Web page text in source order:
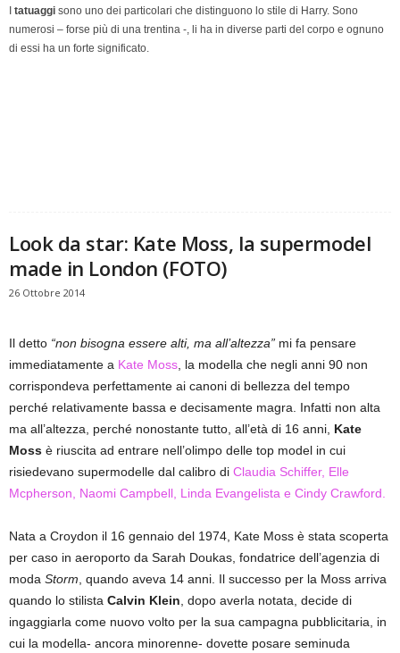
tatuaggi sono uno dei particolari che distinguono lo stile di Harry. Sono
numerosi – forse più di una trentina -, li ha in diverse parti del corpo e ognuno
di essi ha un forte significato.
Look da star: Kate Moss, la supermodel
made in London (FOTO)
26 Ottobre 2014
Il detto “non bisogna essere alti, ma all’altezza” mi fa pensare
immediatamente a Kate Moss , la modella che negli anni 90 non
corrispondeva perfettamente ai canoni di bellezza del tempo
perché relativamente bassa e decisamente magra. Infatti non alta
ma all’altezza, perché nonostante tutto, all’età di 16 anni, Kate
Moss è riuscita ad entrare nell’olimpo delle top model in cui
risiedevano supermodelle dal calibro di Claudia Schiffer, Elle
Mcpherson, Naomi Campbell, Linda Evangelista e Cindy Crawford.
Nata a Croydon il 16 gennaio del 1974, Kate Moss è stata scoperta
per caso in aeroporto da Sarah Doukas, fondatrice dell’agenzia di
moda Storm , quando aveva 14 anni. Il successo per la Moss arriva
quando lo stilista Calvin Klein , dopo averla notata, decide di
ingaggiarla come nuovo volto per la sua campagna pubblicitaria, in
cui la modella- ancora minorenne- dovette posare seminuda